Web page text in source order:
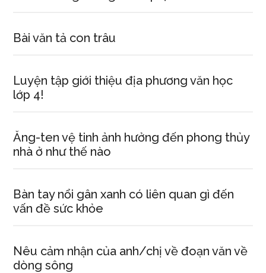
Bài văn tả con trâu
Luyện tập giới thiệu địa phương văn học
lớp 4!
Ăng-ten vệ tinh ảnh hưởng đến phong thủy
nhà ở như thế nào
Bàn tay nổi gân xanh có liên quan gì đến
vấn đề sức khỏe
Nêu cảm nhận của anh/chị về đoạn văn về
dòng sông